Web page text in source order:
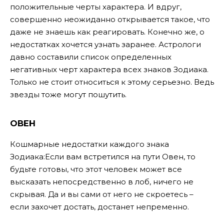
положительные черты характера. И вдруг,
совершенно неожиданно открывается такое, что
даже не знаешь как реагировать. Конечно же, о
недостатках хочется узнать заранее. Астрологи
давно составили список определенных
негативных черт характера всех знаков Зодиака.
Только не стоит относиться к этому серьезно. Ведь
звезды тоже могут пошутить.
ОВЕН
Кошмарные недостатки каждого знака
Зодиака:Если вам встретился на пути Овен, то
будьте готовы, что этот человек может все
высказать непосредственно в лоб, ничего не
скрывая. Да и вы сами от него не скроетесь –
если захочет достать, достанет непременно.